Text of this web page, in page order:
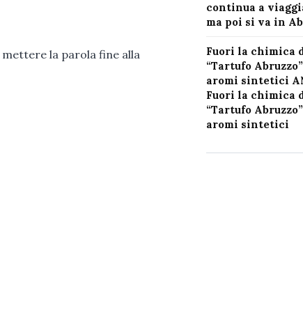
la parola fine alla
continua a
ma poi si va in
Fuori la chimica
“Tartufo
aromi sintetici
Fuori la chimica
“Tartufo
aromi sintetici